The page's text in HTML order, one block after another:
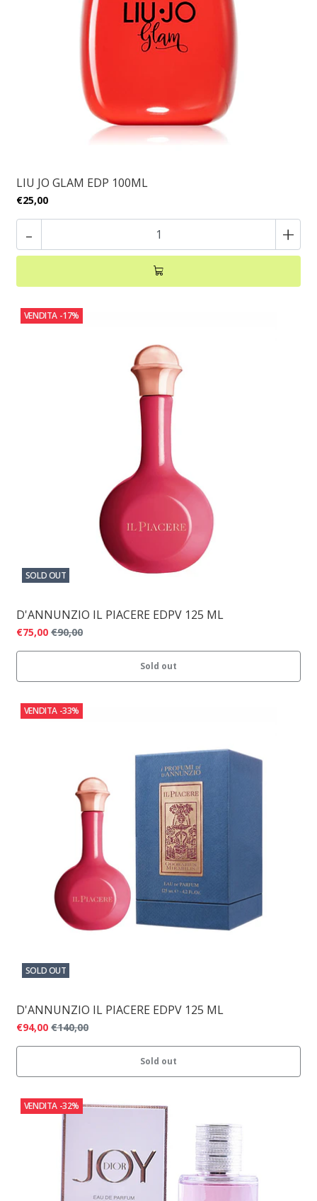
LIU JO GLAM EDP 100ML
€25,00
- +
VENDITA -17%
SOLD OUT
D'ANNUNZIO IL PIACERE EDPV 125 ML
€75,00 €90,00
Sold out
VENDITA -33%
SOLD OUT
D'ANNUNZIO IL PIACERE EDPV 125 ML
€94,00 €140,00
Sold out
VENDITA -32%